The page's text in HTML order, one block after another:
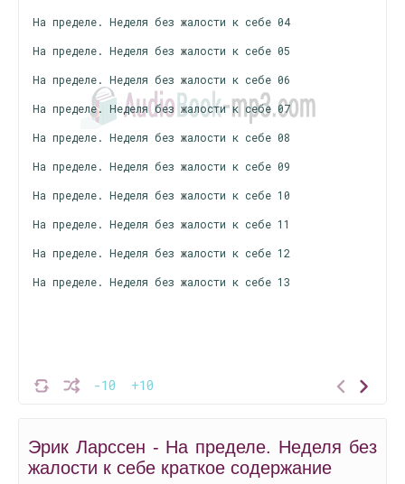
-10 +10
На пределе. Неделя без жалости к себе 04
На пределе. Неделя без жалости к себе 05
На пределе. Неделя без жалости к себе 06
На пределе. Неделя без жалости к себе 07
На пределе. Неделя без жалости к себе 08
На пределе. Неделя без жалости к себе 09
На пределе. Неделя без жалости к себе 10
На пределе. Неделя без жалости к себе 11
На пределе. Неделя без жалости к себе 12
На пределе. Неделя без жалости к себе 13
Эрик Ларссен - На пределе. Неделя без
жалости к себе краткое содержание